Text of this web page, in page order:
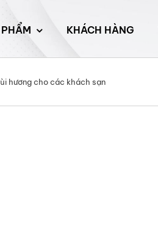
KHÁCH HÀNG
hương cho các khách sạn